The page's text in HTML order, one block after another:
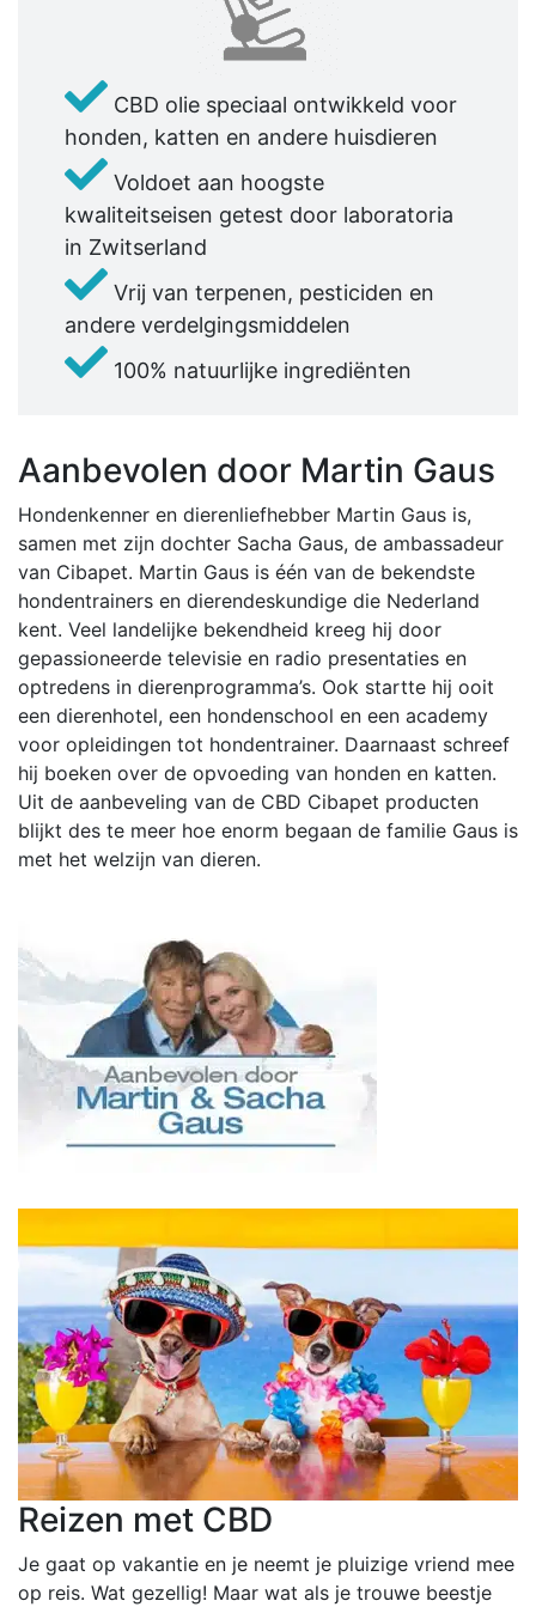
CBD olie speciaal ontwikkeld voor
honden, katten en andere huisdieren
Voldoet aan hoogste
kwaliteitseisen getest door laboratoria
in Zwitserland
Vrij van terpenen, pesticiden en
andere verdelgingsmiddelen
100% natuurlijke ingrediënten
Aanbevolen door Martin Gaus
Hondenkenner en dierenliefhebber Martin Gaus is,
samen met zijn dochter Sacha Gaus, de ambassadeur
van Cibapet. Martin Gaus is één van de bekendste
hondentrainers en dierendeskundige die Nederland
kent. Veel landelijke bekendheid kreeg hij door
gepassioneerde televisie en radio presentaties en
optredens in dierenprogramma’s. Ook startte hij ooit
een dierenhotel, een hondenschool en een academy
voor opleidingen tot hondentrainer. Daarnaast schreef
hij boeken over de opvoeding van honden en katten.
Uit de aanbeveling van de CBD Cibapet producten
blijkt des te meer hoe enorm begaan de familie Gaus is
met het welzijn van dieren.
Reizen met CBD
Je gaat op vakantie en je neemt je pluizige vriend mee
op reis. Wat gezellig! Maar wat als je trouwe beestje